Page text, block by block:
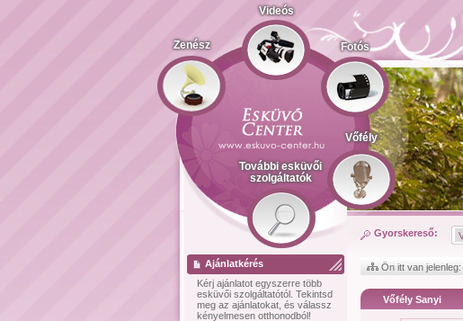
Zenész
Videós
Fotós
Vőfély
További esküvői
szolgáltatók
Ajánlatkérés
Kérj ajánlatot egyszerre több
esküvői szolgáltatótól. Tekintsd
meg az ajánlatokat, és válassz
kényelmesen otthonodból!
Gyorskereső:
Ön itt van jelenleg:
Vőfély Sanyi